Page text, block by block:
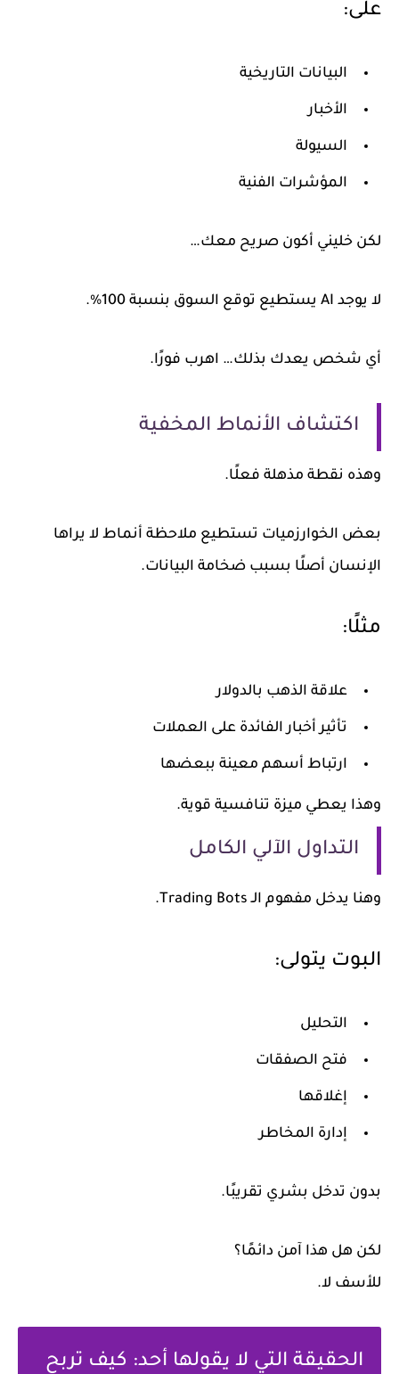
على:
البيانات التاريخية
الأخبار
السيولة
المؤشرات الفنية
لكن خليني أكون صريح معك…
لا يوجد AI يستطيع توقع السوق بنسبة 100%.
أي شخص يعدك بذلك… اهرب فورًا.
اكتشاف الأنماط المخفية
وهذه نقطة مذهلة فعلًا.
بعض الخوارزميات تستطيع ملاحظة أنماط لا يراها
الإنسان أصلًا بسبب ضخامة البيانات.
مثلًا:
علاقة الذهب بالدولار
تأثير أخبار الفائدة على العملات
ارتباط أسهم معينة ببعضها
وهذا يعطي ميزة تنافسية قوية.
التداول الآلي الكامل
وهنا يدخل مفهوم الـ Trading Bots.
البوت يتولى:
التحليل
فتح الصفقات
إغلاقها
إدارة المخاطر
بدون تدخل بشري تقريبًا.
لكن هل هذا آمن دائمًا؟
للأسف لا.
الحقيقة التي لا يقولها أحد: كيف تربح